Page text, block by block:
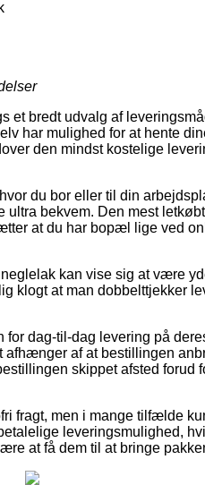
et bredt udvalg af
har mulighed for at hente
den mindst kostelige
du bor eller til din
bekvem. Den mest
at du har bopæl lige ved
kan vise sig at være
klogt at man dobbelttjekker
dag-til-dag levering på
af at bestillingen
skippet afsted forud
fragt, men i mange tilfælde
leveringsmulighed,
at få dem til at bringe